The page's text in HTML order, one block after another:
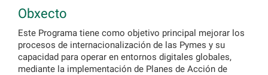
Obxecto
Este Programa tiene como objetivo principal mejorar los
procesos de internacionalización de las Pymes y su
capacidad para operar en entornos digitales globales,
mediante la implementación de Planes de Acción de